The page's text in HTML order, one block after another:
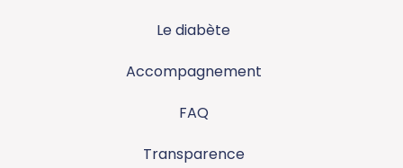
Le diabète
Accompagnement
FAQ
Transparence